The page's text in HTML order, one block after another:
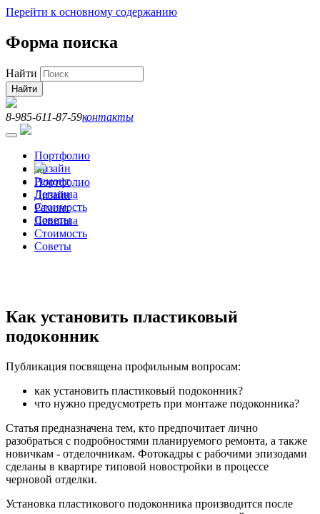
Перейти к основному содержанию
Форма поиска
Найти
8-985-611-87-59контакты
Портфолио
Дизайн
Ремонт
Лепнина
Стоимость
Советы
Портфолио
Дизайн
Ремонт
Лепнина
Стоимость
Советы
Как установить пластиковый
подоконник
Публикация посвящена профильным вопросам:
как установить пластиковый подоконник?
что нужно предусмотреть при монтаже подоконника?
Статья предназначена тем, кто предпочитает лично
разобраться с подробностями планируемого ремонта, а также
новичкам - отделочникам. Фотокадры с рабочими эпизодами
сделаны в квартире типовой новостройки в процессе
черновой отделки.
Установка пластикового подоконника производится после